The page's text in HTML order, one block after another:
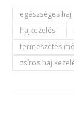
egészséges haj
hajkezelés
természetes
zsíros haj